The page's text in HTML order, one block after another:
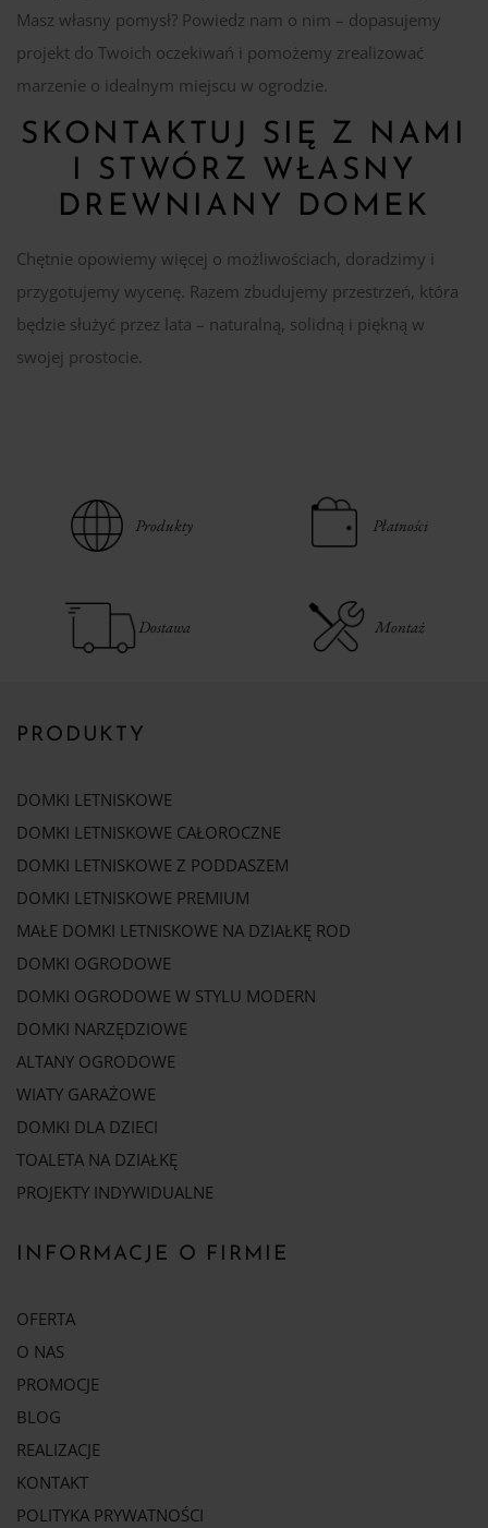
Masz własny pomysł? Powiedz nam o nim – dopasujemy
projekt do Twoich oczekiwań i pomożemy zrealizować
marzenie o idealnym miejscu w ogrodzie.
SKONTAKTUJ SIĘ Z NAMI
I STWÓRZ WŁASNY
DREWNIANY DOMEK
Chętnie opowiemy więcej o możliwościach, doradzimy i
przygotujemy wycenę. Razem zbudujemy przestrzeń, która
będzie służyć przez lata – naturalną, solidną i piękną w
swojej prostocie.
Produkty Płatności
Dostawa Montaż
PRODUKTY
DOMKI LETNISKOWE
DOMKI LETNISKOWE CAŁOROCZNE
DOMKI LETNISKOWE Z PODDASZEM
DOMKI LETNISKOWE PREMIUM
MAŁE DOMKI LETNISKOWE NA DZIAŁKĘ ROD
DOMKI OGRODOWE
DOMKI OGRODOWE W STYLU MODERN
DOMKI NARZĘDZIOWE
ALTANY OGRODOWE
WIATY GARAŻOWE
DOMKI DLA DZIECI
TOALETA NA DZIAŁKĘ
PROJEKTY INDYWIDUALNE
INFORMACJE O FIRMIE
OFERTA
O NAS
PROMOCJE
BLOG
REALIZACJE
KONTAKT
POLITYKA PRYWATNOŚCI